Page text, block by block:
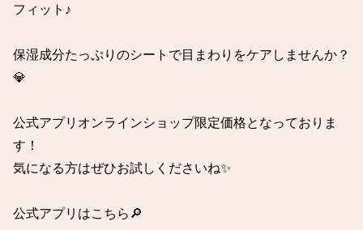
フィット♪
保湿成分たっぷりのシートで目まわりをケアしませんか？
💎
公式アプリオンラインショップ限定価格となっておりま
す！
気になる方はぜひお試しくださいね✨
公式アプリはこちら🔎